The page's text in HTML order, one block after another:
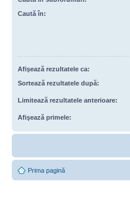
Caută în:
Afişează rezultatele ca:
Sortează rezultatele după:
Limitează rezultatele anterioare:
Afişează primele:
Prima pagină